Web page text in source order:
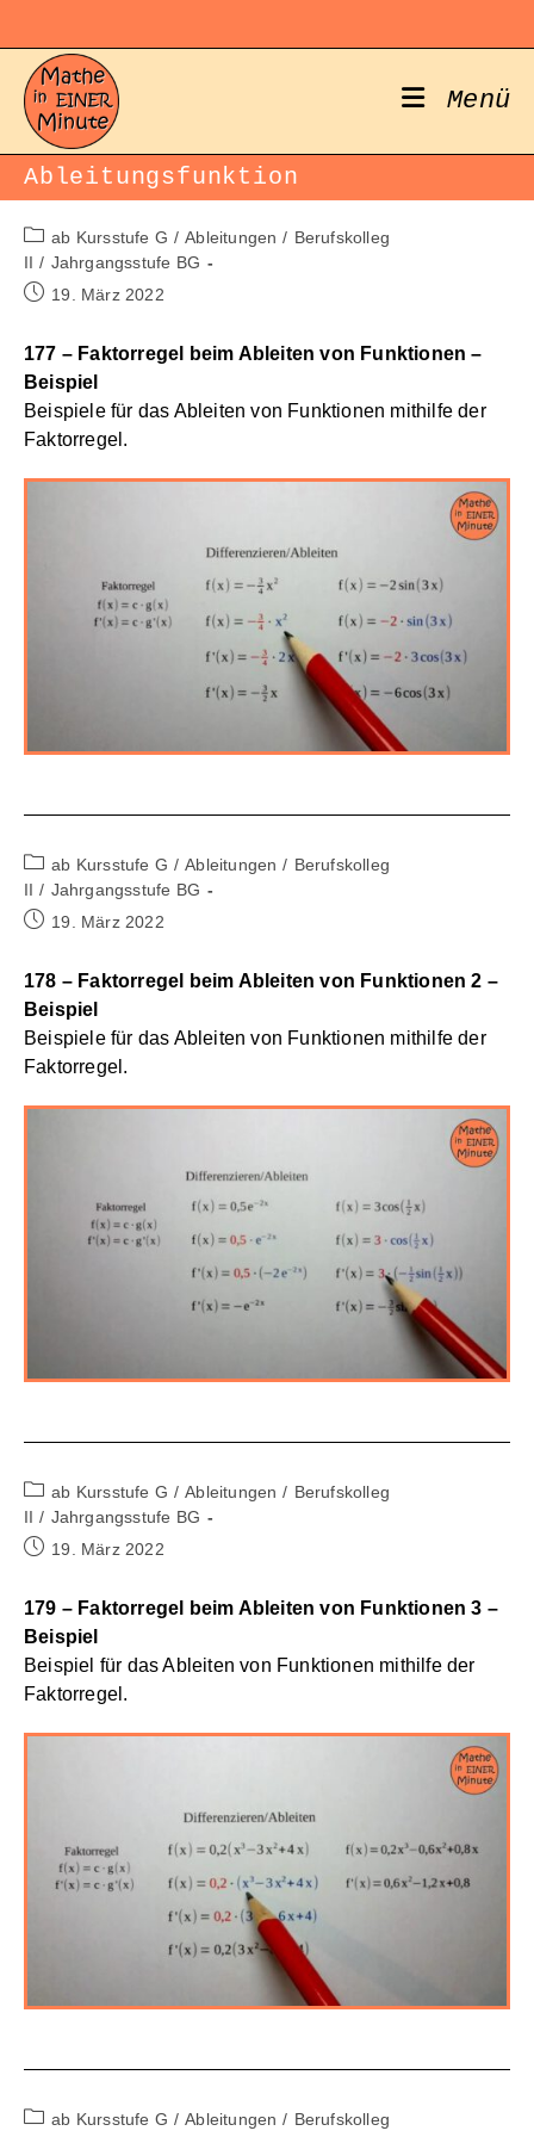
springen
Menü
Ableitungsfunktion
Beitrags-
Kategorie:
ab Kursstufe G / Ableitungen / Berufskolleg
II / Jahrgangsstufe BG
Beitrag19. März 2022
177 – Faktorregel beim Ableiten von Funktionen –
Beispiel
Beispiele für das Ableiten von Funktionen mithilfe der
Faktorregel.
Beitrags-
Kategorie:
ab Kursstufe G / Ableitungen / Berufskolleg
II / Jahrgangsstufe BG
Beitrag19. März 2022
178 – Faktorregel beim Ableiten von Funktionen 2 –
Beispiel
Beispiele für das Ableiten von Funktionen mithilfe der
Faktorregel.
Beitrags-
Kategorie:
ab Kursstufe G / Ableitungen / Berufskolleg
II / Jahrgangsstufe BG
Beitrag19. März 2022
179 – Faktorregel beim Ableiten von Funktionen 3 –
Beispiel
Beispiel für das Ableiten von Funktionen mithilfe der
Faktorregel.
Beitrags-
ab Kursstufe G / Ableitungen / Berufskolleg